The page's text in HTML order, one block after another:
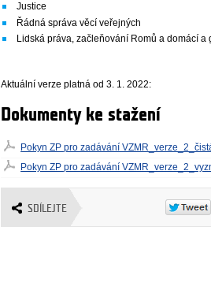
Justice
Řádná správa věcí veřejných
Lidská práva, začleňování Romů a domácí
Aktuální verze platná od 3. 1. 2022:
Dokumenty ke stažení
Pokyn ZP pro zadávání
Pokyn ZP pro zadávání
SDÍLEJTE